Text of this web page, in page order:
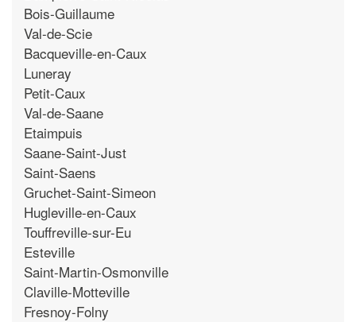
Bois-Guillaume
Val-de-Scie
Bacqueville-en-Caux
Luneray
Petit-Caux
Val-de-Saane
Etaimpuis
Saane-Saint-Just
Saint-Saens
Gruchet-Saint-Simeon
Hugleville-en-Caux
Touffreville-sur-Eu
Esteville
Saint-Martin-Osmonville
Claville-Motteville
Fresnoy-Folny